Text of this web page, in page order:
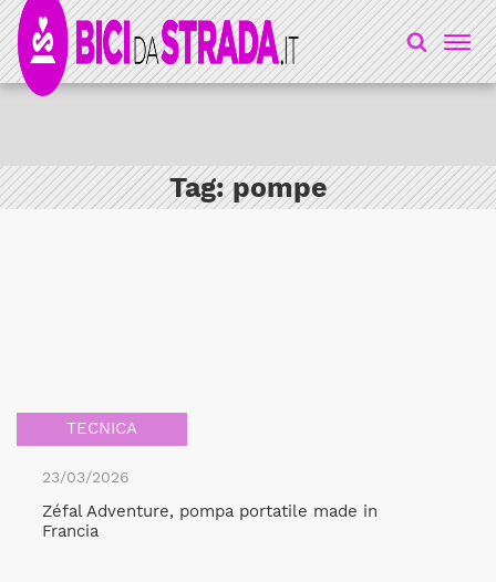
Tag:pompe
TECNICA
23/03/2026
Zéfal Adventure, pompa portatile made in
Francia